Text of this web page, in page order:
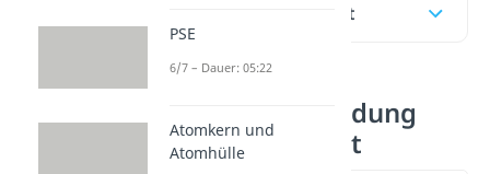
Inhaltsübersicht
Kovalente Bindung
einfach erklärt
PSE
6/7 – Dauer: 05:22
Atomkern und
Atomhülle